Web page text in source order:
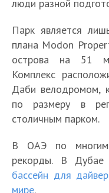
люди разной
Парк является
плана Modon
острова на 51
Комплекс
Даби велодромом,
по размеру в
столичным парком.
В ОАЭ по многим
рекорды. В Дубае
бассейн для
мире.